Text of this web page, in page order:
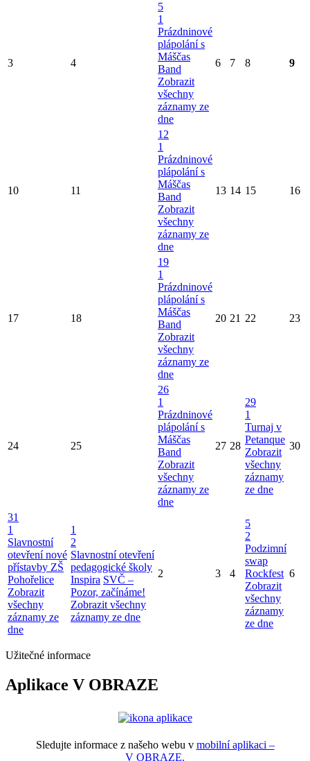
3 4
5
1
Prázdninové
plápolání s
Máščas
Band
Zobrazit
všechny
záznamy ze
dne
6 7 8 9
10 11
12
1
Prázdninové
plápolání s
Máščas
Band
Zobrazit
všechny
záznamy ze
dne
13 14 15 16
17 18
19
1
Prázdninové
plápolání s
Máščas
Band
Zobrazit
všechny
záznamy ze
dne
20 21 22 23
24 25
26
1
Prázdninové
plápolání s
Máščas
Band
Zobrazit
všechny
záznamy ze
dne
27 28
29
1
Turnaj v
Petanque
Zobrazit
všechny
záznamy
ze dne
30
31
1
Slavnostní
otevření nové
přístavby ZŠ
Pohořelice
Zobrazit
všechny
záznamy ze
dne
1
2
Slavnostní otevření
pedagogické školy
Inspira SVČ –
Pozor, začínáme!
Zobrazit všechny
záznamy ze dne
2 3 4
5
2
Podzimní
swap
Rockfest
Zobrazit
všechny
záznamy
ze dne
6
Užitečné informace
Aplikace V OBRAZE
Sledujte informace z našeho webu v mobilní aplikaci –
V OBRAZE.